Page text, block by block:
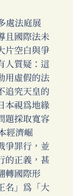
處法庭展
且國際法未
片空白與爭
人質疑：這
用虛假的法
追究天皇的
本視為地緣
題採取寬容
經濟崛
爭罪行，並
的正義，甚
轉國際形
名」為「大